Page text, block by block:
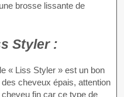
brosse lissante de
Styler :
« Liss Styler » est un bon
cheveux épais, attention
fin car ce type de